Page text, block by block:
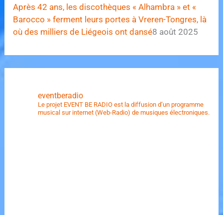
Après 42 ans, les discothèques « Alhambra » et «
Barocco » ferment leurs portes à Vreren-Tongres, là
où des milliers de Liégeois ont dansé8 août 2025
eventberadio
Le projet EVENT BE RADIO est la diffusion d’un programme
musical sur internet (Web-Radio) de musiques électroniques.